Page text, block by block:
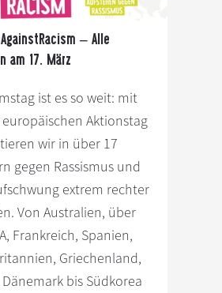
– Alle
am 17. März
ist es so weit: mit
Aktionstag
wir in über 17
gegen Rassismus und
extrem rechter
Von Australien, über
Frankreich, Spanien,
Griechenland,
bis Südkorea